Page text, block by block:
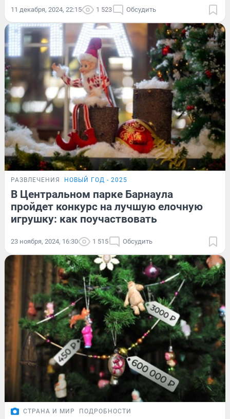
11 декабря, 2024, 22:15 1 523 Обсудить
РАЗВЛЕЧЕНИЯ НОВЫЙ ГОД - 2025
В Центральном парке Барнаула
пройдет конкурс на лучшую елочную
игрушку: как поучаствовать
23 ноября, 2024, 16:30 1 515 Обсудить
СТРАНА И МИР ПОДРОБНОСТИ